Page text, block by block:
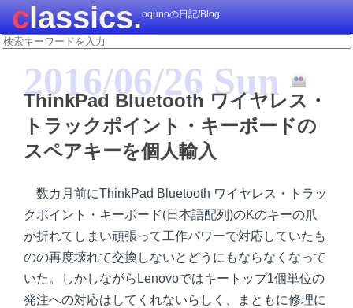
classics.oqunoの日記/Blog
2016/06/26 Sun
ThinkPad Bluetooth ワイヤレス・
トラックポイント・キーボードの
スペアキーを個人輸入
数カ月前にThinkPad Bluetooth ワイヤレス・トラッ
クポイント・キーボード(日本語配列)のKのキーの爪
が折れてしまい頑張って工作パワーで対応していたも
のの再度壊れて交換しないとどうにもならなくなって
いた。しかしながらLenovoではキートップ1個単位の
発注への対応はしてくれないらしく、まともに修理に